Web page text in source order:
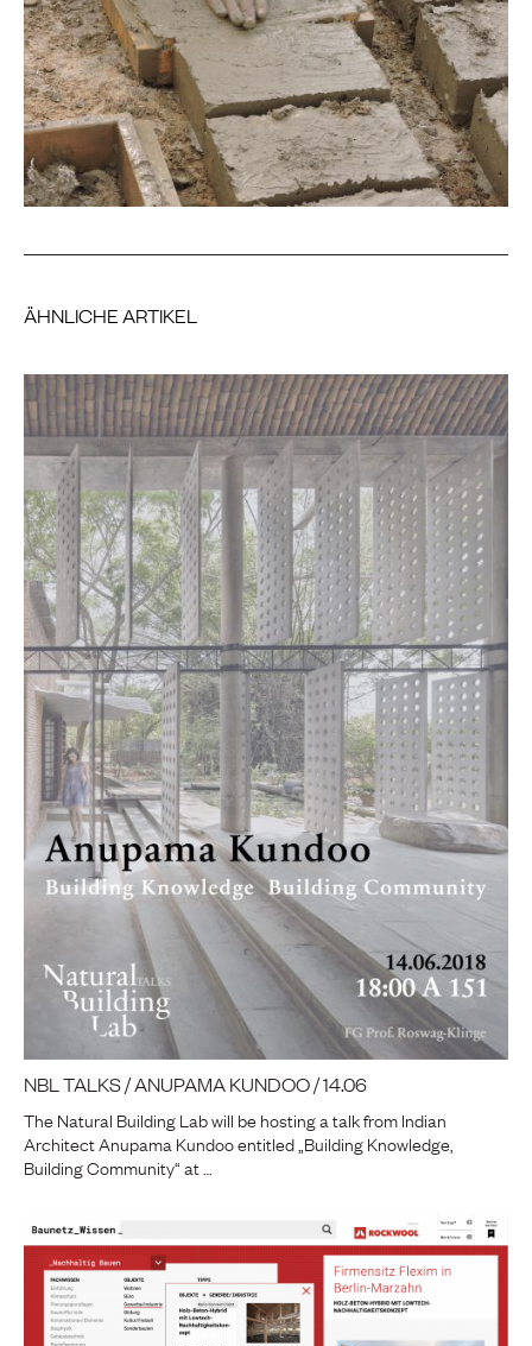
ÄHNLICHE ARTIKEL
NBL TALKS / ANUPAMA KUNDOO / 14.06
The Natural Building Lab will be hosting a talk from Indian
Architect Anupama Kundoo entitled „Building Knowledge,
Building Community“ at …